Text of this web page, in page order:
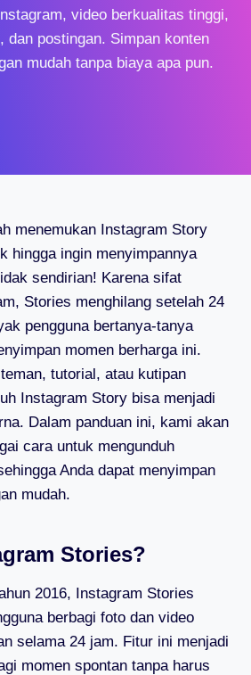
video berkualitas tinggi,
dan postingan. Simpan konten
mudah tanpa biaya apa pun.
menemukan Instagram Story
hingga ingin menyimpannya
sendirian! Karena sifat
Stories menghilang setelah 24
pengguna bertanya-tanya
momen berharga ini.
tutorial, atau kutipan
Instagram Story bisa menjadi
Dalam panduan ini, kami akan
cara untuk mengunduh
Anda dapat menyimpan
mudah.
Stories?
2016, Instagram Stories
berbagi foto dan video
selama 24 jam. Fitur ini menjadi
momen spontan tanpa harus